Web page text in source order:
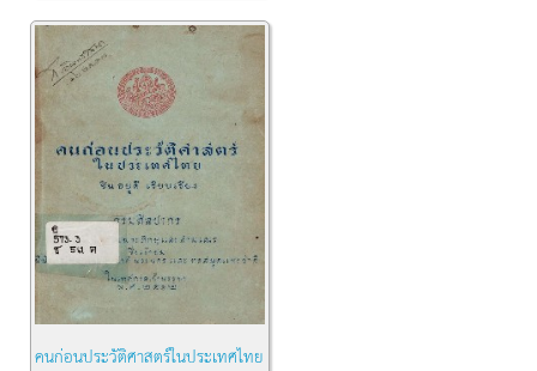
คนก่อนประวัติศาสตร์ในประเทศไทย